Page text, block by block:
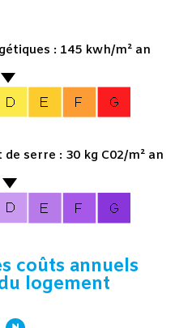
: 145 kwh/m² an
serre : 30 kg C02/m² an
coûts annuels
logement